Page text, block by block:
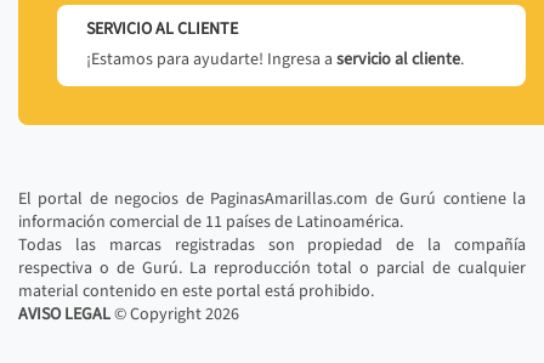
SERVICIO AL CLIENTE
¡Estamos para ayudarte! Ingresa a servicio al cliente.
El portal de negocios de PaginasAmarillas.com de Gurú contiene la
información comercial de 11 países de Latinoamérica.
Todas las marcas registradas son propiedad de la compañía
respectiva o de Gurú. La reproducción total o parcial de cualquier
material contenido en este portal está prohibido.
AVISO LEGAL© Copyright2026